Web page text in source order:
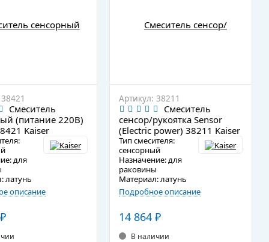
Смеситель
(питание 220В)
Kaiser
для
латунь
описание
₽
Артикул: 38211
Смеситель
сенсор/рукоятка Sensor
(Electric power) 38211 Kaiser
Тип смесителя:
сенсорный
Назначение: для
раковины
Материал: латунь
Подробное описание
14 864 ₽
В наличии